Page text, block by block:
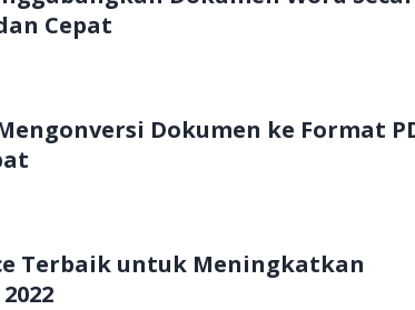
Cepat
Dokumen ke Format
Terbaik untuk Meningkatkan